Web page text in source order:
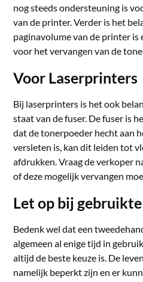
nog steeds ondersteuning is
van de printer. Verder is het
paginavolume van de printer is
voor het vervangen van de
Voor Laserprinters
Bij laserprinters is het ook
staat van de fuser. De fuser is
dat de tonerpoeder hecht aan
versleten is, kan dit leiden tot
afdrukken. Vraag de verkoper
of deze mogelijk vervangen
Let op bij
Bedenk wel dat een
algemeen al enige tijd in
altijd de beste keuze is. De
namelijk beperkt zijn en er